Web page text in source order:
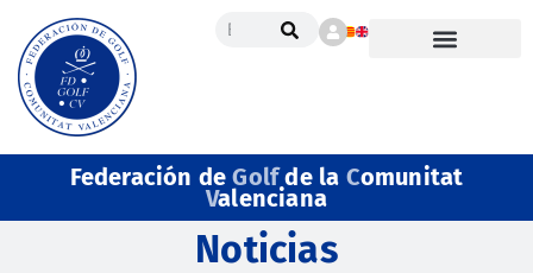
Federación deGolfde la Comunitat
Valenciana
Noticias